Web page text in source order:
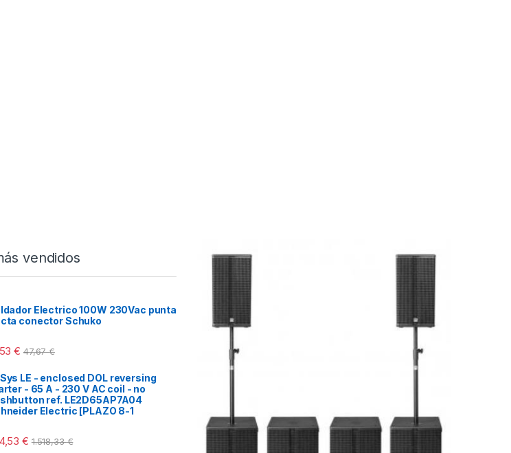
vendidos
Electrico 100W 230Vac punta
conector Schuko
€ 47,67€
LE - enclosed DOL reversing
- 65 A - 230 V AC coil - no
ref. LE2D65AP7A04
Electric [PLAZO 8-1
€ 1.518,33€